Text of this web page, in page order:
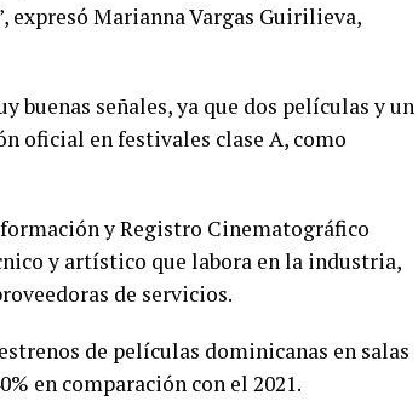
expresó Marianna Vargas Guirilieva,
buenas señales, ya que dos películas y un
oficial en festivales clase A, como
y Registro Cinematográfico
y artístico que labora en la industria,
de servicios.
de películas dominicanas en salas
en comparación con el 2021.